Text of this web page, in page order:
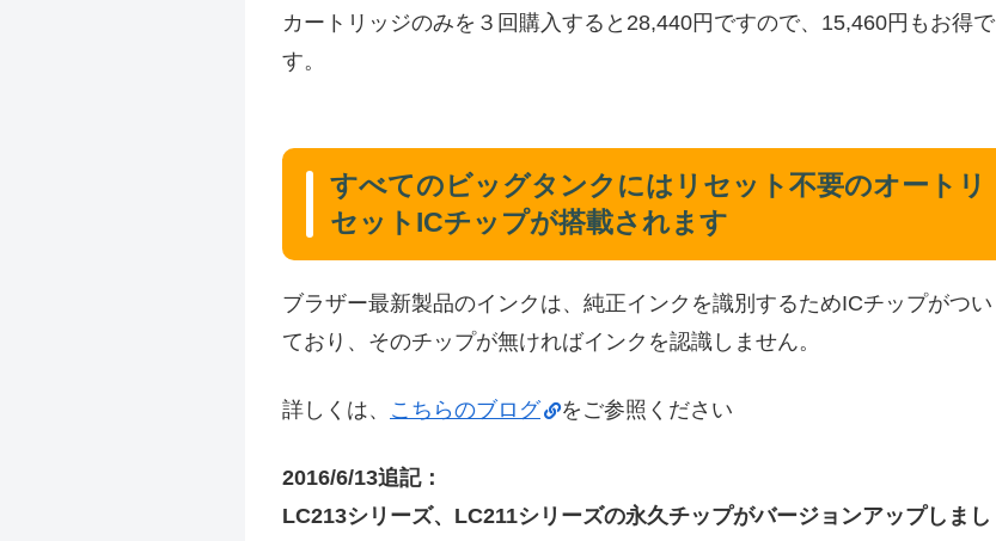
カートリッジのみを３回購入すると28,440円ですので、15,460円もお得で
す。
すべてのビッグタンクにはリセット不要のオートリ
セットICチップが搭載されます
ブラザー最新製品のインクは、純正インクを識別するためICチップがつい
ており、そのチップが無ければインクを認識しません。
詳しくは、 こちらのブログ をご参照ください
2016/6/13追記：
LC213シリーズ、LC211シリーズの永久チップがバージョンアップしまし